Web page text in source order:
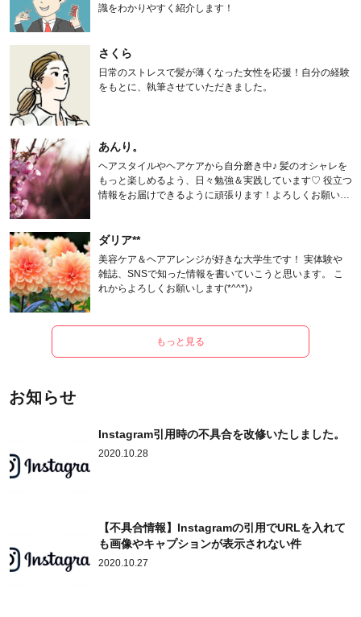
識をわかりやすく紹介します！
さくら
日常のストレスで髪が薄くなった女性を応援！自分の経験
をもとに、執筆させていただきました。
あんり。
ヘアスタイルやヘアケアから自分磨き中♪ 髪のオシャレを
もっと楽しめるよう、日々勉強＆実践しています♡ 役立つ
情報をお届けできるように頑張ります！よろしくお願いし
ダリア**
美容ケア＆ヘアアレンジが好きな大学生です！ 実体験や
雑誌、SNSで知った情報を書いていこうと思います。 こ
れからよろしくお願いします(*^^*)♪
もっと見る
お知らせ
Instagram引用時の不具合を改修いたしました。
2020.10.28
【不具合情報】Instagramの引用でURLを入れて
も画像やキャプションが表示されない件
2020.10.27